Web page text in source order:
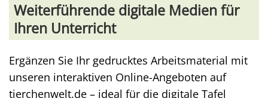
Weiterführende digitale Medien für
Ihren Unterricht
Ergänzen Sie Ihr gedrucktes Arbeitsmaterial mit
unseren interaktiven Online-Angeboten auf
tierchenwelt.de – ideal für die digitale Tafel